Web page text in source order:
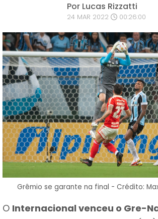
Por Lucas Rizzatti
24 MAR 2022 00:26:00
Grêmio se garante na final - Crédito:
O Internacional venceu o Gre-